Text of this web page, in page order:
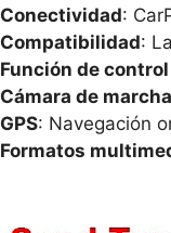
Conectividad:
Compatibilidad:
Función de
Cámara de
GPS: Navegación
Formatos